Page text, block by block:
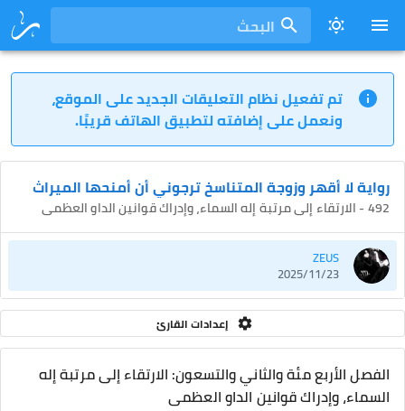
البحث
تم تفعيل نظام التعليقات الجديد على الموقع،
ونعمل على إضافته لتطبيق الهاتف قريبًا.
رواية لا أقهر وزوجة المتناسخ ترجوني أن أمنحها الميراث
492 - الارتقاء إلى مرتبة إله السماء، وإدراك قوانين الداو العظمى
ZEUS
2025/11/23
إعدادات القارئ
الفصل الأربع مئة والثاني والتسعون: الارتقاء إلى مرتبة إله
السماء، وإدراك قوانين الداو العظمى